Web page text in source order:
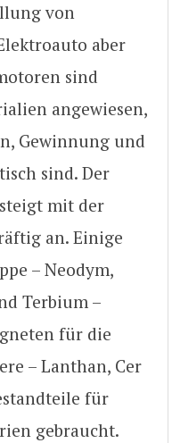
von
aber
sind
angewiesen,
Gewinnung und
sind. Der
mit der
an. Einige
– Neodym,
Terbium –
für die
– Lanthan, Cer
für
gebraucht.